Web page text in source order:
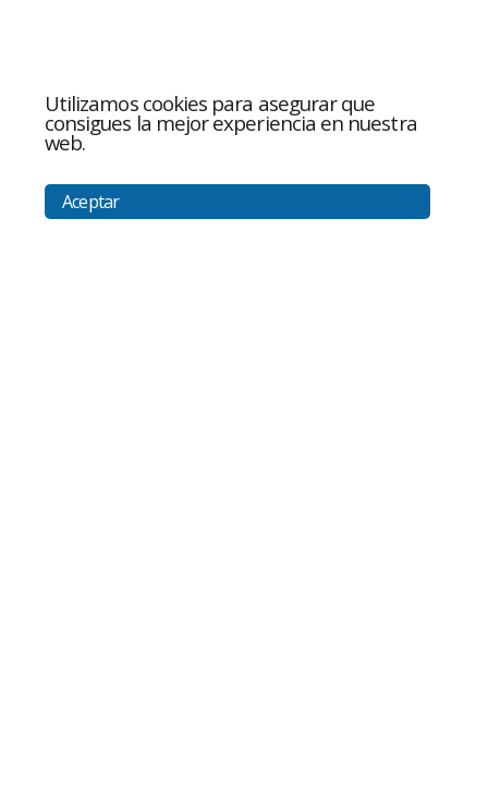
Utilizamos cookies para asegurar que
consigues la mejor experiencia en nuestra
web.
Aceptar